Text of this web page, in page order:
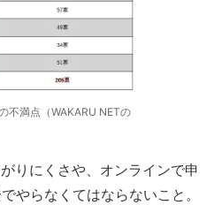
不満点（WAKARU NETの
りにくさや、オンラインで申
やらなくてはならないこと。